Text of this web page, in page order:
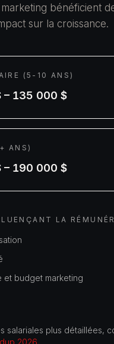
bénéficient
sur la croissance.
(5-10 ANS)
– 135 000 $
ANS)
– 190 000 $
LA
budget marketing
salariales plus détaillées,
2026.